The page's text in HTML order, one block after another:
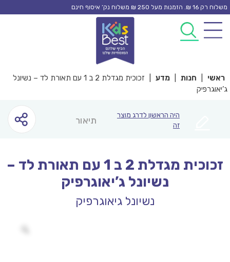
Skip
content
משלוח רק 16 ₪. הזמנות מעל 250 ₪ משלוח נק’ איסוף חינם
ראשי חנות מדע
זכוכית מגדלת 2 ב 1 עם תאורת לד – נשיונל
ג’יאוגרפיק
היה הראשון לדרג מוצר
זה
תיאור
זכוכית מגדלת 2 ב 1 עם תאורת לד –
נשיונל ג’יאוגרפיק
נשיונל גיאוגרפיק